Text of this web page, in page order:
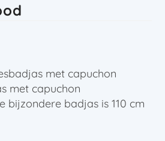
met capuchon
met capuchon
bijzondere badjas is 110 cm